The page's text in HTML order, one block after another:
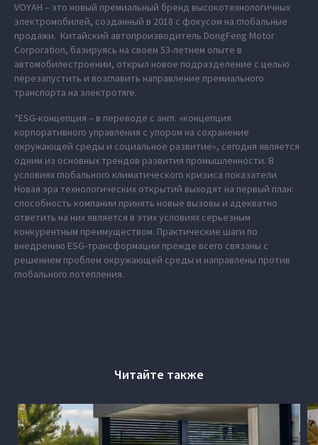
VOYAH – это новый премиальный бренд высокотехнологичных
электромобилей, созданный в 2018 с фокусом на глобальные
продажи. Китайский автопроизводитель DongFeng Motor
Corporation, базируясь на своем 53-летнем опыте в
автомобилестроении, открыл новое подразделение с целью
перезапустить и возглавить направление премиального
транспорта на электротяге.
*ESG-концепция – в переводе с англ. «концепция
корпоративного управления с упором на сохранение
окружающей среды и социальное развитие», сегодня является
одним из основных трендов развития промышленности. В
условиях глобального климатического кризиса показатели
Новая эра технологических открытий выходят на первый план:
способность компании принять новые вызовы и адекватно
ответить на них является в этих условиях серьезным
конкурентным преимуществом. Практические шаги по
внедрению ESG-трансформации прежде всего связаны с
решением проблем окружающей среды и направлены против
глобального потепления.
Читайте также